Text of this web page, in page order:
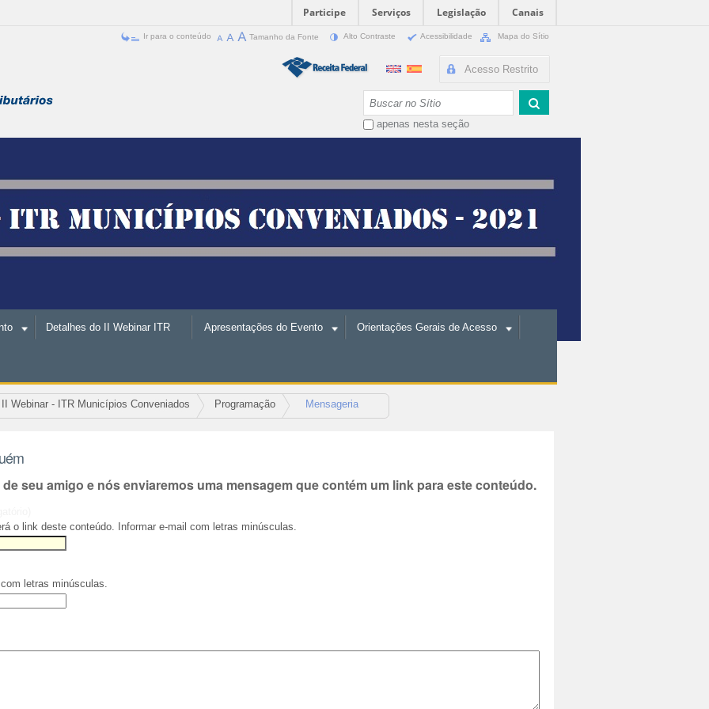
Participe Serviços Legislação
Canais
Ir para o conteúdo Tamanho da Fonte Alto Contraste Acessibilidade Mapa do Sítio
Acesso Restrito
apenas nesta seção
Detalhes do II Webinar ITR Apresentações do Evento Orientações Gerais de Acesso
II Webinar - ITR Municípios Conveniados Programação Mensageria
seu amigo e nós enviaremos uma mensagem que contém um link para este conteúdo.
o link deste conteúdo. Informar e-mail com letras minúsculas.
letras minúsculas.